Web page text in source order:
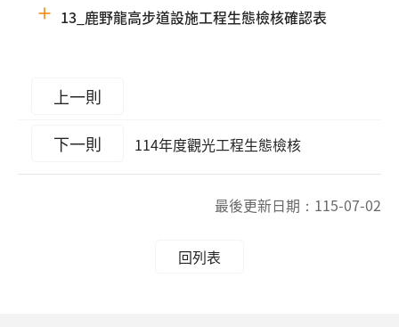
13_鹿野龍高步道設施工程生態檢核確認表
上一則
下一則 114年度觀光工程生態檢核
最後更新日期： 115-07-02
回列表